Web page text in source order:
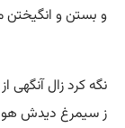
و بستن و انگیختن
نگه کرد زال آنگهی از
ز سیمرغ دیدش